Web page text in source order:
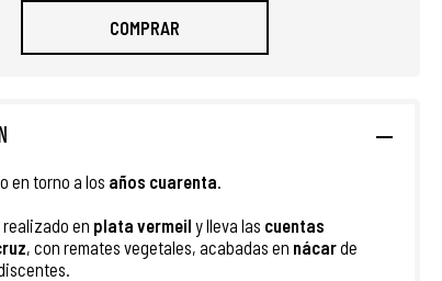
COMPRAR
en torno a los años cuarenta.
en plata vermeil y lleva las cuentas
, con remates vegetales, acabadas en nácarde